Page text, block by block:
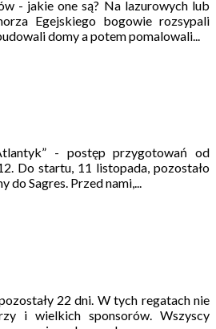
- jakie one są? Na lazurowych lub
Egejskiego bogowie rozsypali
domy a potem pomalowali...
- postęp przygotowań od
Do startu, 11 listopada, pozostało
do Sagres. Przed nami,...
22 dni. W tych regatach nie
i wielkich sponsorów. Wszyscy